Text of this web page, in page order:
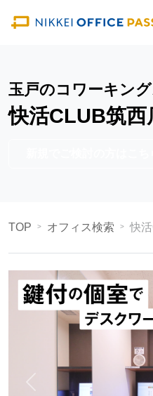
玉戸のコワーキン
快活CLUB筑西
TOP オフィス検索 快